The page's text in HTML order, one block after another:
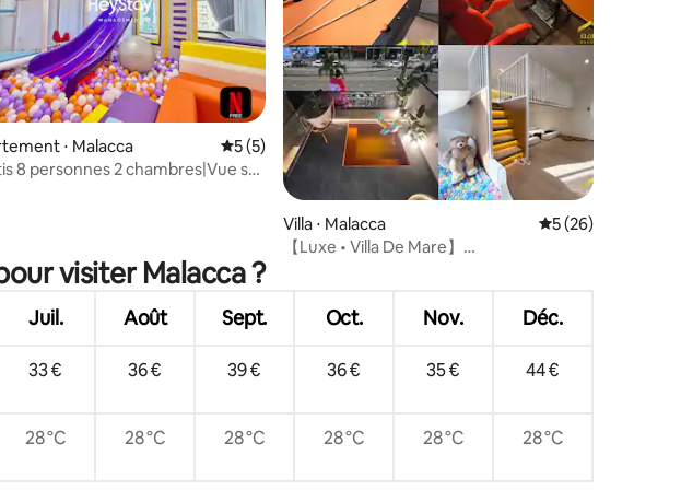
sur la base de 61 commentaires : 4,93 sur 5
⋅ Malacca Évaluation moyenne sur la base de 5 commentaires : 5 sur 5
5 (5)
8 personnes 2 chambres|Vue sur
Villa ⋅ Malacca Évaluation
5 (26)
【Luxe • Villa De Mare】
visiter Malacca ?
Juil. Août Sept. Oct. Nov. Déc.
33 € 36 € 39 € 36 € 35 € 44 €
28 °C 28 °C 28 °C 28 °C 28 °C 28 °C